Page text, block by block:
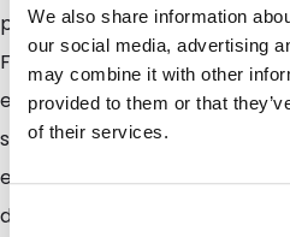
We also share information
our social media, advertising
may combine it with other
provided to them or that
of their services.
pulverförmige Artikel. Sie
Farben wählen, die Ihr
einzigartige Weise
schützen. Während die
eine super Ausstrahlung
das vollständig versiegelte